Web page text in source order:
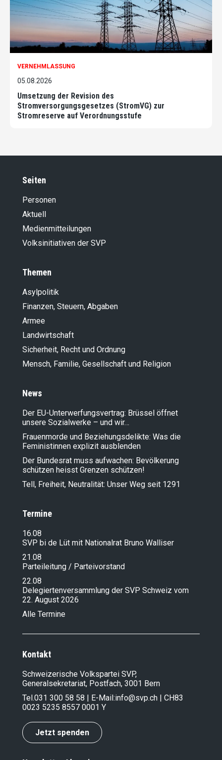
VERNEHMLASSUNG
05.08.2026
Umsetzung der Revision des
Stromversorgungsgesetzes (StromVG) zur
Stromreserve auf Verordnungsstufe
Seiten
Personen
Aktuell
Medienmitteilungen
Volksinitiativen der SVP
Themen
Asylpolitik
Finanzen, Steuern, Abgaben
Armee
Landwirt­schaft
Sicherheit, Recht und Ordnung
Mensch, Familie, Gesellschaft und Religion
News
Der EU-Unterwerfungsvertrag: Brüssel öffnet
unsere Sozialwerke – und wir…
Frauenmorde und Beziehungsdelikte: Was die
Feministinnen explizit ausblenden
Der Bundesrat muss aufwachen: Bevölkerung
schützen heisst Grenzen schützen!
Tell, Freiheit, Neutralität: Unser Weg seit 1291
Termine
16.08
SVP bi de Lüt mit Nationalrat Bruno Walliser
21.08
Parteileitung / Parteivorstand
22.08
Delegiertenversammlung der SVP Schweiz vom
22. August 2026
Alle Termine
Kontakt
Schweizerische Volkspartei SVP,
Generalsekretariat, Postfach, 3001 Bern
Tel.031 300 58 58 | E-Mail:info@svp.ch | CH83
0023 5235 8557 0001 Y
Jetzt spenden